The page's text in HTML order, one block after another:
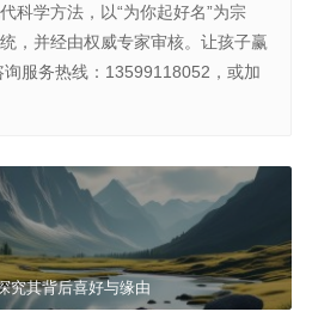
科学方法，以“为你起好名”为宗
，并经由权威专家审核。让孩子赢
服务热线：13599118052，或加
究其背后喜好与缘由